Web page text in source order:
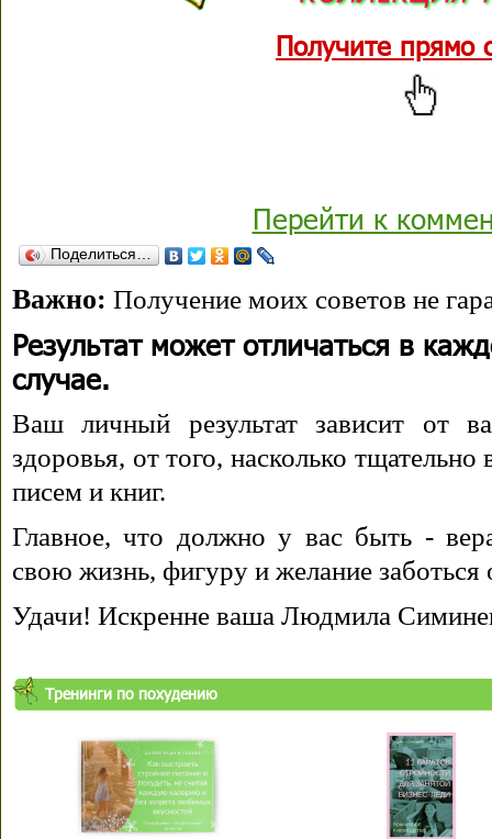
Получите прямо
Перейти к
Поделиться…
Важно: Получение моих советов не
Результат может отличаться в
случае.
Ваш личный результат зависит от
здоровья, от того, насколько
писем и книг.
Главное, что должно у вас быть -
свою жизнь, фигуру и желание заботься
Удачи! Искренне ваша Людмила
Тренинги по похудению